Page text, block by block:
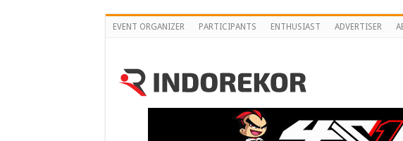
EVENT ORGANIZER PARTICIPANTS ENTHUSIAST ADVERTISER